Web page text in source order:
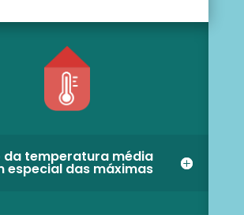
da temperatura média
especial das máximas